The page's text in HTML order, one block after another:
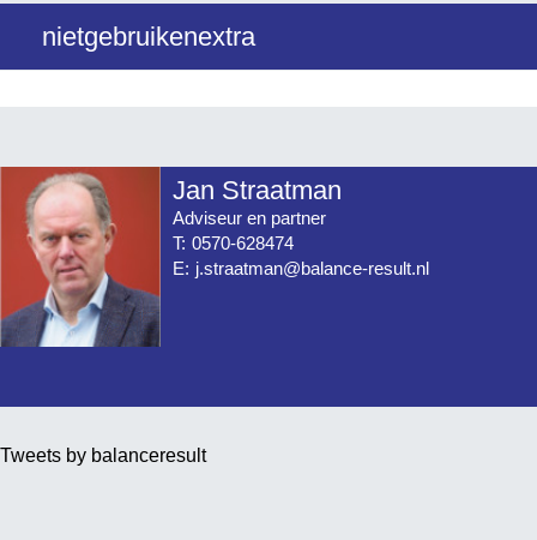
nietgebruikenextra
Jan Straatman
Adviseur en partner
T: 0570-628474
E: j.straatman@balance-result.nl
Tweets by balanceresult